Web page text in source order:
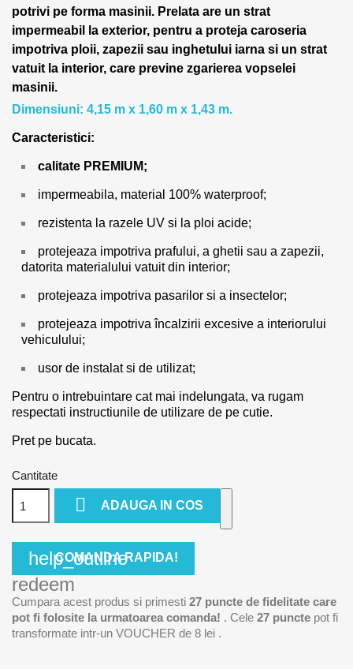
potrivi pe forma masinii. Prelata are un strat
impermeabil la exterior, pentru a proteja caroseria
impotriva ploii, zapezii sau inghetului iarna si un strat
vatuit la interior, care previne zgarierea vopselei
masinii.
Dimensiuni: 4,15 m x 1,60 m x 1,43 m.
Caracteristici:
calitate PREMIUM;
impermeabila, material 100% waterproof;
rezistenta la razele UV si la ploi acide;
protejeaza impotriva prafului, a ghetii sau a zapezii,
datorita materialului vatuit din interior;
protejeaza impotriva pasarilor si a insectelor;
protejeaza impotriva încalzirii excesive a interiorului
vehiculului;
usor de instalat si de utilizat;
Pentru o intrebuintare cat mai indelungata, va rugam
respectati instructiunile de utilizare de pe cutie.
Pret pe bucata.
Cantitate
 ADAUGA IN COS
help_outline
COMANDA RAPIDA!
redeem
Cumpara acest produs si primesti 27 puncte de fidelitate care
pot fi folosite la urmatoarea comanda! . Cele 27 puncte pot fi
transformate intr-un VOUCHER de 8 lei .